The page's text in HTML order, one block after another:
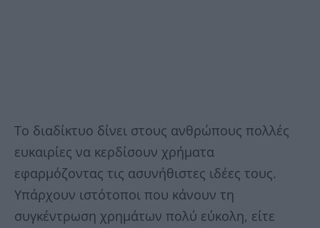
Το διαδίκτυο δίνει στους ανθρώπους πολλές
ευκαιρίες να κερδίσουν χρήματα
εφαρμόζοντας τις ασυνήθιστες ιδέες τους.
Υπάρχουν ιστότοποι που κάνουν τη
συγκέντρωση χρημάτων πολύ εύκολη, είτε